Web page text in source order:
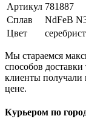
Артикул 781887
Сплав
NdFeB
Цвет
Мы стараемся
способов
клиенты получали
цене.
Курьером по